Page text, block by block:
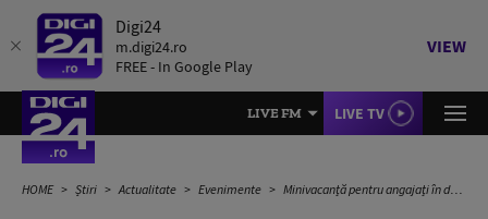
Digi24
m.digi24.ro
FREE - In Google Play
VIEW
LIVE FM LIVE TV
HOME Știri Actualitate Evenimente Minivacanță pentru angajați în decembrie. Ce zile libere au salariații din România la final de an